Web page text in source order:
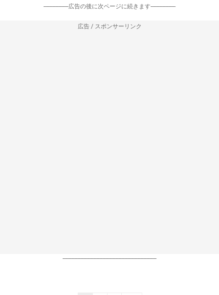
-----------------広告の後に次ページに続きます-----------------
広告 / スポンサーリンク
----------------------------------------------------------------